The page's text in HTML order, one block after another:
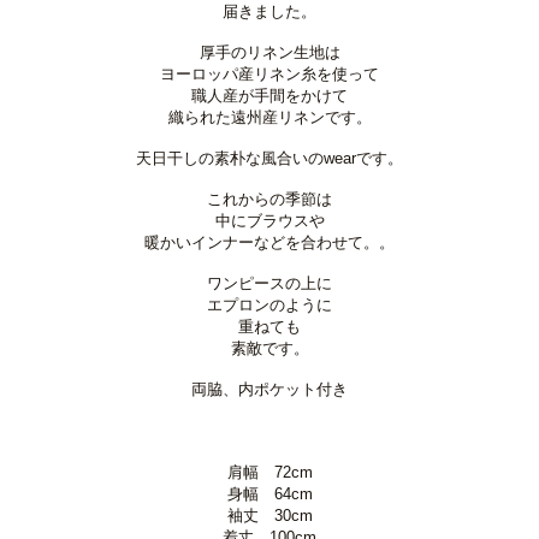
届きました。
厚手のリネン生地は
ヨーロッパ産リネン糸を使って
職人産が手間をかけて
織られた遠州産リネンです。
天日干しの素朴な風合いのwearです。
これからの季節は
中にブラウスや
暖かいインナーなどを合わせて。。
ワンピースの上に
エプロンのように
重ねても
素敵です。
両脇、内ポケット付き
肩幅 72cm
身幅 64cm
袖丈 30cm